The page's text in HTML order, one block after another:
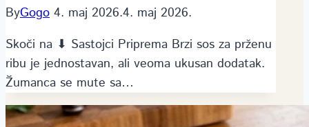
ByGogo 4. maj 2026.4. maj 2026.
Skoči na ⬇ Sastojci Priprema Brzi sos za prženu
ribu je jednostavan, ali veoma ukusan dodatak.
Žumanca se mute sa…